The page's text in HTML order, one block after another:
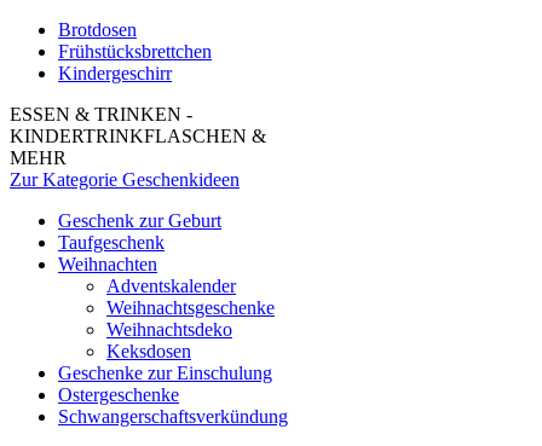
Brotdosen
Frühstücksbrettchen
Kindergeschirr
ESSEN & TRINKEN -
KINDERTRINKFLASCHEN &
MEHR
Zur Kategorie Geschenkideen
Geschenk zur Geburt
Taufgeschenk
Weihnachten
Adventskalender
Weihnachtsgeschenke
Weihnachtsdeko
Keksdosen
Geschenke zur Einschulung
Ostergeschenke
Schwangerschaftsverkündung